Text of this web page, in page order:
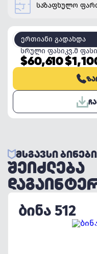
საზაფხულო
ერთიანი გადახდა
სრული ფასი
$60,610
კვ.მ ფასი
ᲛᲡᲒᲐᲕᲡᲘ ᲑᲘᲜᲔᲑᲘ
ᲨᲔᲘᲫᲚᲔᲑᲐ
ᲑᲘᲜᲐ 512